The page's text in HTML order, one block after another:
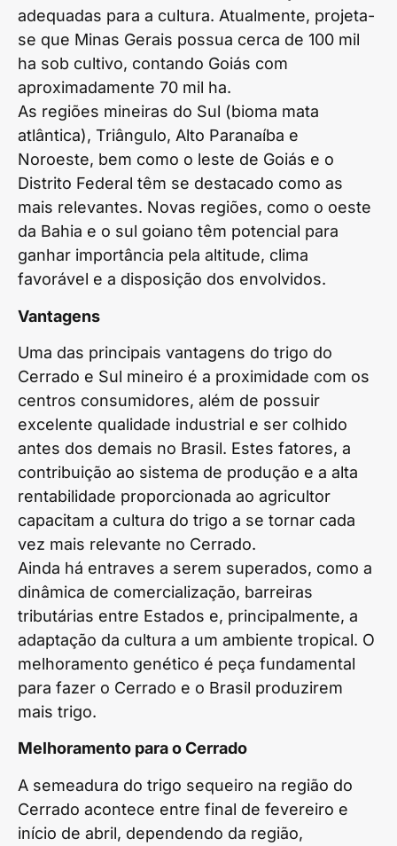
adequadas para a cultura. Atualmente, projeta-
se que Minas Gerais possua cerca de 100 mil
ha sob cultivo, contando Goiás com
aproximadamente 70 mil ha.
As regiões mineiras do Sul (bioma mata
atlântica), Triângulo, Alto Paranaíba e
Noroeste, bem como o leste de Goiás e o
Distrito Federal têm se destacado como as
mais relevantes. Novas regiões, como o oeste
da Bahia e o sul goiano têm potencial para
ganhar importância pela altitude, clima
favorável e a disposição dos envolvidos.
Vantagens
Uma das principais vantagens do trigo do
Cerrado e Sul mineiro é a proximidade com os
centros consumidores, além de possuir
excelente qualidade industrial e ser colhido
antes dos demais no Brasil. Estes fatores, a
contribuição ao sistema de produção e a alta
rentabilidade proporcionada ao agricultor
capacitam a cultura do trigo a se tornar cada
vez mais relevante no Cerrado.
Ainda há entraves a serem superados, como a
dinâmica de comercialização, barreiras
tributárias entre Estados e, principalmente, a
adaptação da cultura a um ambiente tropical. O
melhoramento genético é peça fundamental
para fazer o Cerrado e o Brasil produzirem
mais trigo.
Melhoramento para o Cerrado
A semeadura do trigo sequeiro na região do
Cerrado acontece entre final de fevereiro e
início de abril, dependendo da região,